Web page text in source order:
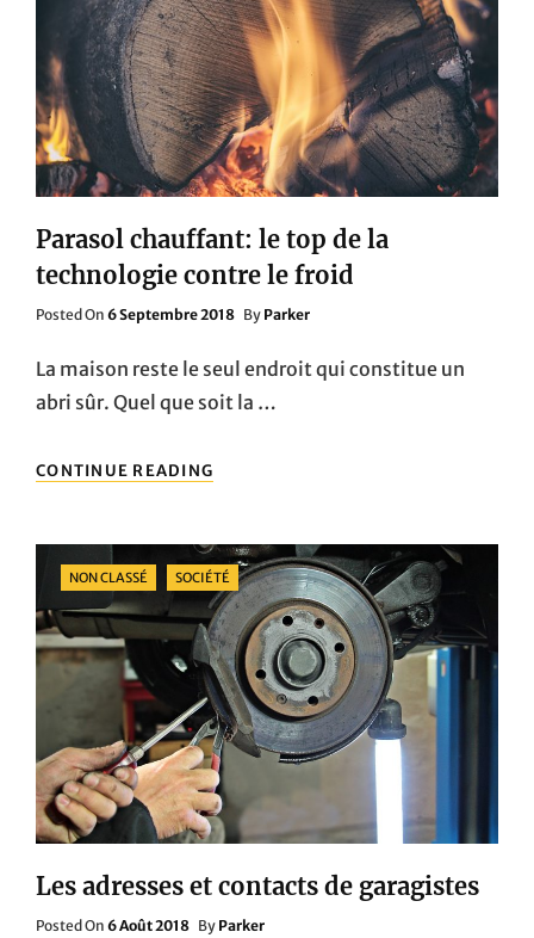
Parasol chauffant: le top de la
technologie contre le froid
Posted On Posted
6 Septembre 2018 By Parker
La maison reste le seul endroit qui constitue un
abri sûr. Quel que soit la …
CONTINUE READING
CHAUFFANT:
DE
LA
TECHNOLOGIE
CONTRE
LE
FROID
Categories
NON CLASSÉ SOCIÉTÉ
Les adresses et contacts de garagistes
Posted On Posted
6 Août 2018 By Parker